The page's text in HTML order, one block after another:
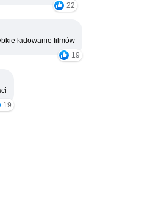
22
ładowanie filmów
19
19